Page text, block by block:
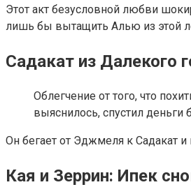
Этот акт безусловной любви
лишь бы вытащить Алью из этой
Садакат из Далекого
Облегчение от того, что
выяснилось, спустил
Он бегает от Эджмеля к Садакат и
Кая и Зеррин: Ипек